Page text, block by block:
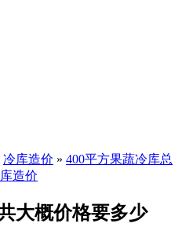
冷库造价 » 400平方果蔬冷库总
造价
大概价格要多少